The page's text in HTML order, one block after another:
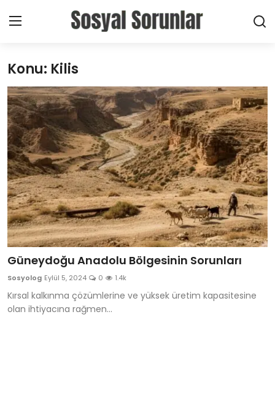
Giriş Yap
Ana Sayfa
Haberler
Toplumsal
Bireysel
Sektörel
Yerel
Siyasi
Çevresel
Konu: Kilis
Güneydoğu Anadolu Bölgesinin Sorunları
Sosyolog Eylül 5, 2024 0 1.4k
Kırsal kalkınma çözümlerine ve yüksek üretim kapasitesine
olan ihtiyacına rağmen...